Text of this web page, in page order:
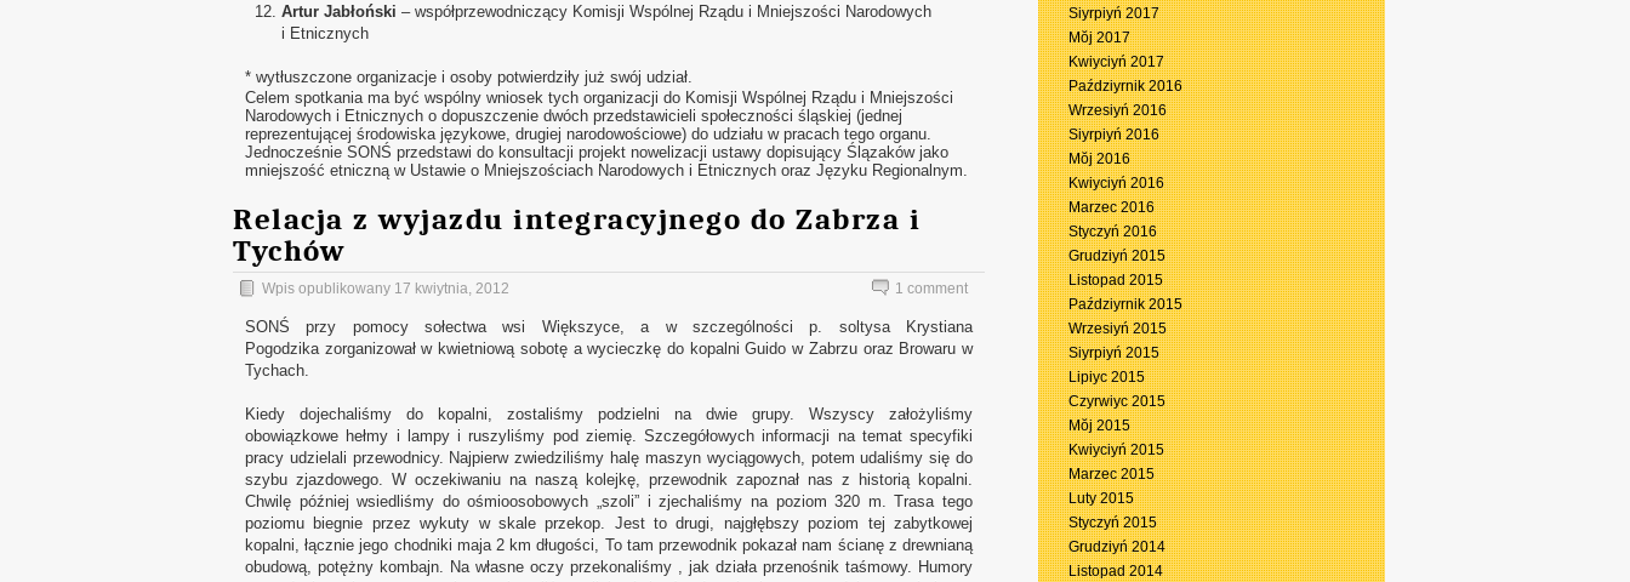
Artur Jabłoński – współprzewodniczący Komisji Wspólnej Rządu i Mniejszości Narodowych
i Etnicznych
* wytłuszczone organizacje i osoby potwierdziły już swój udział.
Celem spotkania ma być wspólny wniosek tych organizacji do Komisji Wspólnej Rządu i Mniejszości
Narodowych i Etnicznych o dopuszczenie dwóch przedstawicieli społeczności śląskiej (jednej
reprezentującej środowiska językowe, drugiej narodowościowe) do udziału w pracach tego organu.
Jednocześnie SONŚ przedstawi do konsultacji projekt nowelizacji ustawy dopisujący Ślązaków jako
mniejszość etniczną w Ustawie o Mniejszościach Narodowych i Etnicznych oraz Języku Regionalnym.
Relacja z wyjazdu integracyjnego do Zabrza i
Tychów
Wpis opublikowany 17 kwiytnia, 2012 1 comment
SONŚ przy pomocy sołectwa wsi Większyce, a w szczególności p. soltysa Krystiana
Pogodzika zorganizował w kwietniową sobotę a wycieczkę do kopalni Guido w Zabrzu oraz Browaru w
Tychach.
Kiedy dojechaliśmy do kopalni, zostaliśmy podzielni na dwie grupy. Wszyscy założyliśmy
obowiązkowe hełmy i lampy i ruszyliśmy pod ziemię. Szczegółowych informacji na temat specyfiki
pracy udzielali przewodnicy. Najpierw zwiedziliśmy halę maszyn wyciągowych, potem udaliśmy się do
szybu zjazdowego. W oczekiwaniu na naszą kolejkę, przewodnik zapoznał nas z historią kopalni.
Chwilę później wsiedliśmy do ośmioosobowych „szoli” i zjechaliśmy na poziom 320 m. Trasa tego
poziomu biegnie przez wykuty w skale przekop. Jest to drugi, najgłębszy poziom tej zabytkowej
kopalni, łącznie jego chodniki maja 2 km długości, To tam przewodnik pokazał nam ścianę z drewnianą
obudową, potężny kombajn. Na własne oczy przekonaliśmy , jak działa przenośnik taśmowy. Humory
Siyrpiyń 2017
Mŏj 2017
Kwiyciyń 2017
Paździyrnik 2016
Wrzesiyń 2016
Siyrpiyń 2016
Mŏj 2016
Kwiyciyń 2016
Marzec 2016
Styczyń 2016
Grudziyń 2015
Listopad 2015
Paździyrnik 2015
Wrzesiyń 2015
Siyrpiyń 2015
Lipiyc 2015
Czyrwiyc 2015
Mŏj 2015
Kwiyciyń 2015
Marzec 2015
Luty 2015
Styczyń 2015
Grudziyń 2014
Listopad 2014